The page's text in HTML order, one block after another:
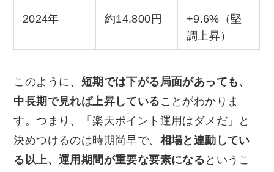
2024年 約14,800円
+9.6%（堅
調上昇）
このように、 短期では下がる局面があっても、
中長期で見れば上昇している ことがわかりま
す。つまり、「楽天ポイント運用はダメだ」と
決めつけるのは時期尚早で、 相場と連動してい
る以上、運用期間が重要な要素になる というこ